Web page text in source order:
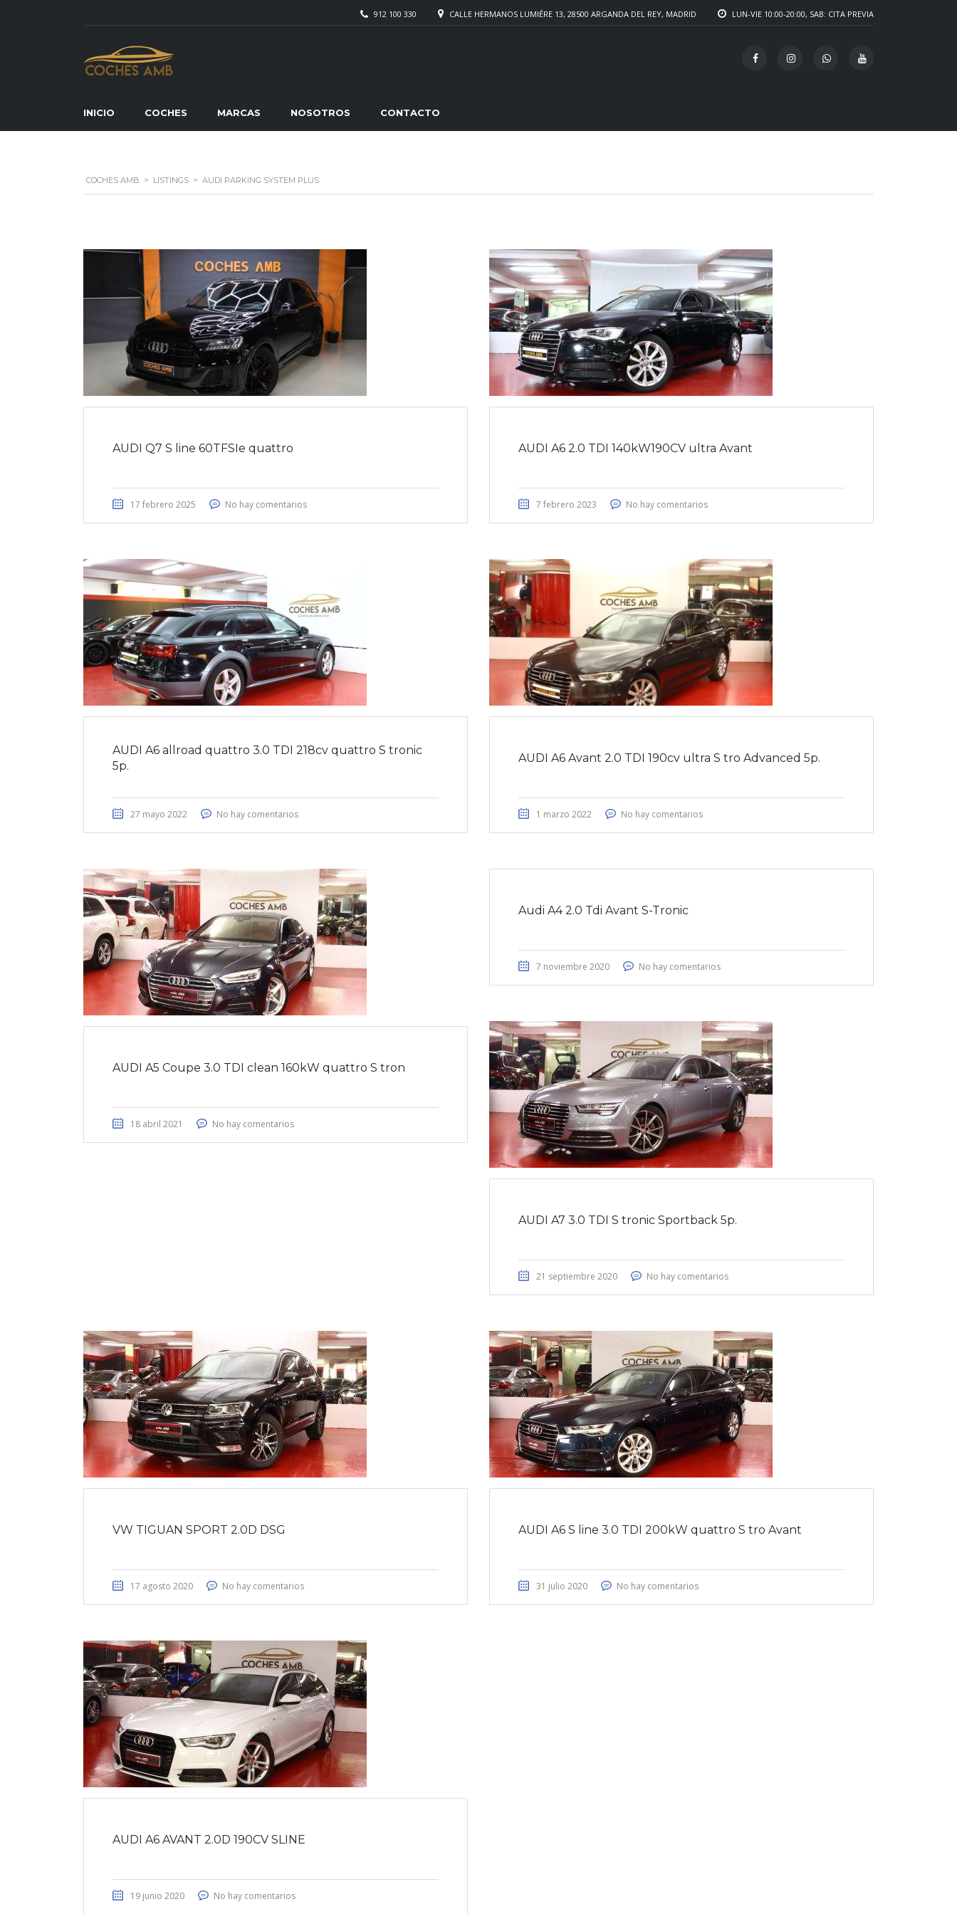
LUN-VIE 10:00-20:00, SAB: CITA PREVIA
CALLE HERMANOS LUMIÉRE 13, 28500 ARGANDA DEL REY, MADRID
912 100 330
INICIO COCHES MARCAS NOSOTROS CONTACTO
COCHES AMB > LISTINGS > AUDI PARKING SYSTEM PLUS
AUDI Q7 S line 60TFSIe quattro
17 febrero 2025 No hay comentarios
AUDI A6 2.0 TDI 140kW190CV ultra Avant
7 febrero 2023 No hay comentarios
AUDI A6 allroad quattro 3.0 TDI 218cv quattro S tronic
5p.
27 mayo 2022 No hay comentarios
AUDI A6 Avant 2.0 TDI 190cv ultra S tro Advanced 5p.
1 marzo 2022 No hay comentarios
AUDI A5 Coupe 3.0 TDI clean 160kW quattro S tron
18 abril 2021 No hay comentarios
Audi A4 2.0 Tdi Avant S-Tronic
7 noviembre 2020 No hay comentarios
AUDI A7 3.0 TDI S tronic Sportback 5p.
21 septiembre 2020 No hay comentarios
VW TIGUAN SPORT 2.0D DSG
17 agosto 2020 No hay comentarios
AUDI A6 S line 3.0 TDI 200kW quattro S tro Avant
31 julio 2020 No hay comentarios
AUDI A6 AVANT 2.0D 190CV SLINE
19 junio 2020 No hay comentarios